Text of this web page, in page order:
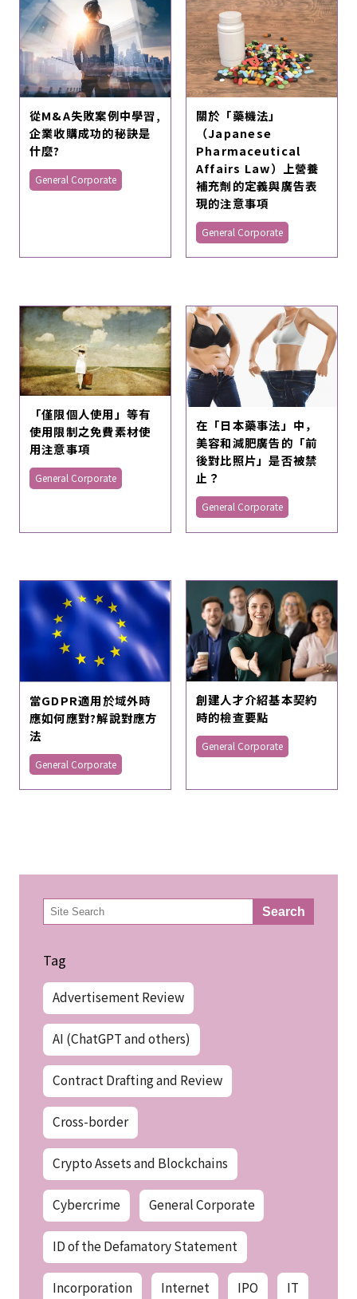
從M&A失敗案例中學習,
企業收購成功的秘訣是
什麼?
General Corporate
關於「藥機法」
（Japanese
Pharmaceutical
Affairs Law）上營養
補充劑的定義與廣告表
現的注意事項
General Corporate
「僅限個人使用」等有
使用限制之免費素材使
用注意事項
General Corporate
在「日本藥事法」中，
美容和減肥廣告的「前
後對比照片」是否被禁
止？
General Corporate
當GDPR適用於域外時
應如何應對?解說對應方
法
General Corporate
創建人才介紹基本契約
時的檢查要點
General Corporate
検
索 Search
Tag
Advertisement Review
AI (ChatGPT and others)
Contract Drafting and Review
Cross-border
Crypto Assets and Blockchains
Cybercrime General Corporate
ID of the Defamatory Statement
Incorporation Internet IPO IT